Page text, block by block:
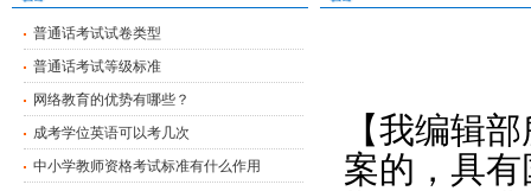
普通话考试试卷类型
普通话考试等级标准
网络教育的优势有哪些？
成考学位英语可以考几次
中小学教师资格考试标准有什么作用
中小学教师资格考试的命题根据什么?
【我编辑
案的，具